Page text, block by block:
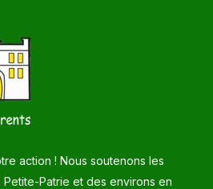
action ! Nous soutenons les
Petite-Patrie et des environs en